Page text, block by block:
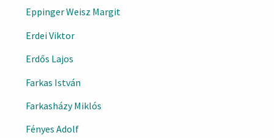
Eppinger Weisz Margit
Erdei Viktor
Erdős Lajos
Farkas István
Farkasházy Miklós
Fényes Adolf